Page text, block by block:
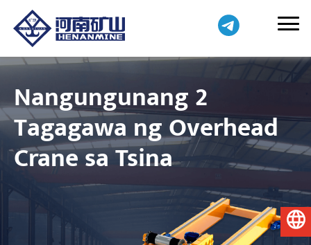
Nangungunang 2
Tagagawa ng Overhead
Crane sa Tsina
Pilipino